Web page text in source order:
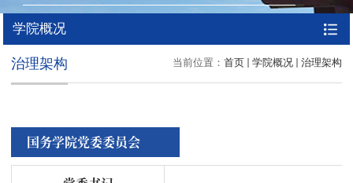
学院概况
当前位置： 首页 学院概况 治理架构
治理架构
国务学院党委委员会